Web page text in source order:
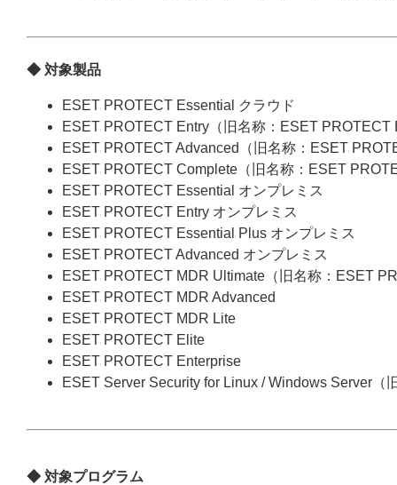
◆ 対象製品
ESET PROTECT Essential クラウド
ESET PROTECT Entry（旧名称：ESET PROTECT
ESET PROTECT Advanced（旧名称：ESET
ESET PROTECT Complete（旧名称：ESET
ESET PROTECT Essential オンプレミス
ESET PROTECT Entry オンプレミス
ESET PROTECT Essential Plus オンプレミス
ESET PROTECT Advanced オンプレミス
ESET PROTECT MDR Ultimate（旧名称：ESET
ESET PROTECT MDR Advanced
ESET PROTECT MDR Lite
ESET PROTECT Elite
ESET PROTECT Enterprise
ESET Server Security for Linux / Windows Server
◆ 対象プログラム